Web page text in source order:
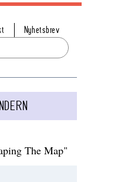
Nyhetsbrev
The Map"